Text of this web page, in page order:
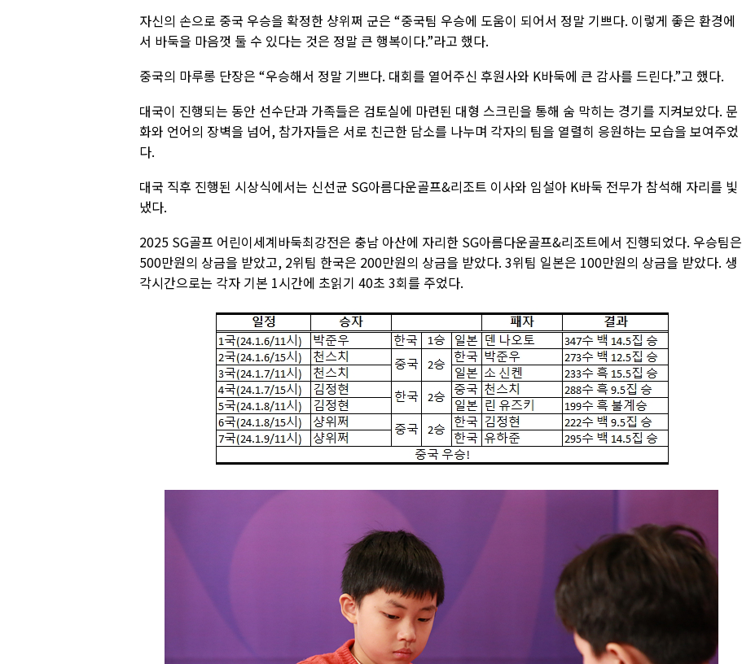
자신의 손으로 중국 우승을 확정한 샹위쩌 군은 “중국팀 우승에 도움이 되어서 정말 기쁘다. 이렇게 좋은 환경에
서 바둑을 마음껏 둘 수 있다는 것은 정말 큰 행복이다.”라고 했다.
중국의 마루롱 단장은 “우승해서 정말 기쁘다. 대회를 열어주신 후원사와 K바둑에 큰 감사를 드린다.”고 했다.
대국이 진행되는 동안 선수단과 가족들은 검토실에 마련된 대형 스크린을 통해 숨 막히는 경기를 지켜보았다. 문
화와 언어의 장벽을 넘어, 참가자들은 서로 친근한 담소를 나누며 각자의 팀을 열렬히 응원하는 모습을 보여주었
다.
대국 직후 진행된 시상식에서는 신선균 SG아름다운골프&리조트 이사와 임설아 K바둑 전무가 참석해 자리를 빛
냈다.
2025 SG골프 어린이세계바둑최강전은 충남 아산에 자리한 SG아름다운골프&리조트에서 진행되었다. 우승팀은
500만원의 상금을 받았고, 2위팀 한국은 200만원의 상금을 받았다. 3위팀 일본은 100만원의 상금을 받았다. 생
각시간으로는 각자 기본 1시간에 초읽기 40초 3회를 주었다.